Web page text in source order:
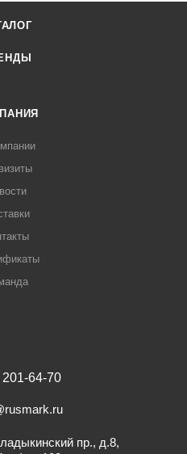
64-70
пр., д.8,